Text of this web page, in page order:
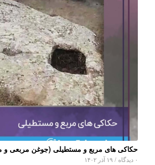
حکاکی های مربع و مستطیلی (جوغن مربعی و
۰ دیدگاه / ۱۹ آذر ۱۴۰۲